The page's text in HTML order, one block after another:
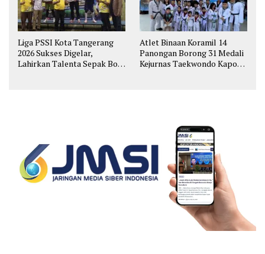
Liga PSSI Kota Tangerang
2026 Sukses Digelar,
Lahirkan Talenta Sepak Bola
Atlet Binaan Koramil 14
Panongan Borong 31 Medali
Kejurnas Taekwondo Kapolri